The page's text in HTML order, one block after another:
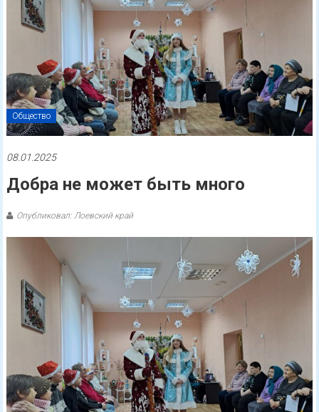
газета
Общество
08.01.2025
Добра не может быть много
Опубликовал: Лоевский край